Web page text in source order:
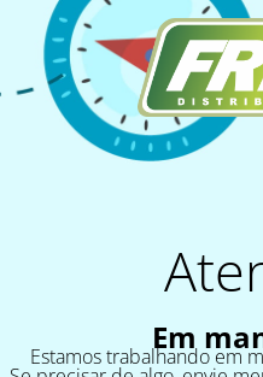
Em
Estamos trabalhando em